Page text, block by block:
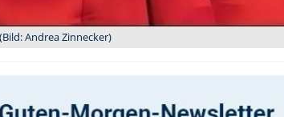
Andrea Zinnecker)